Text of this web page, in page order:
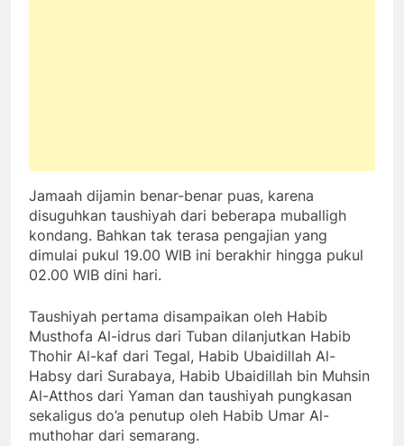
Jamaah dijamin benar-benar puas, karena
disuguhkan taushiyah dari beberapa muballigh
kondang. Bahkan tak terasa pengajian yang
dimulai pukul 19.00 WIB ini berakhir hingga pukul
02.00 WIB dini hari.
Taushiyah pertama disampaikan oleh Habib
Musthofa Al-idrus dari Tuban dilanjutkan Habib
Thohir Al-kaf dari Tegal, Habib Ubaidillah Al-
Habsy dari Surabaya, Habib Ubaidillah bin Muhsin
Al-Atthos dari Yaman dan taushiyah pungkasan
sekaligus do’a penutup oleh Habib Umar Al-
muthohar dari semarang.